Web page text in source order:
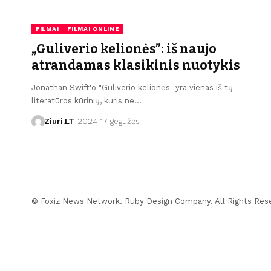
FILMAI FILMAI ONLINE
„Guliverio kelionės”: iš naujo
atrandamas klasikinis nuotykis
Jonathan Swift'o "Guliverio kelionės" yra vienas iš tų
literatūros kūrinių, kuris ne…
Ziuri.LT 2024 17 gegužės
© Foxiz News Network. Ruby Design Company. All Rights